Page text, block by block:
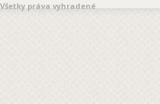
práva vyhradené